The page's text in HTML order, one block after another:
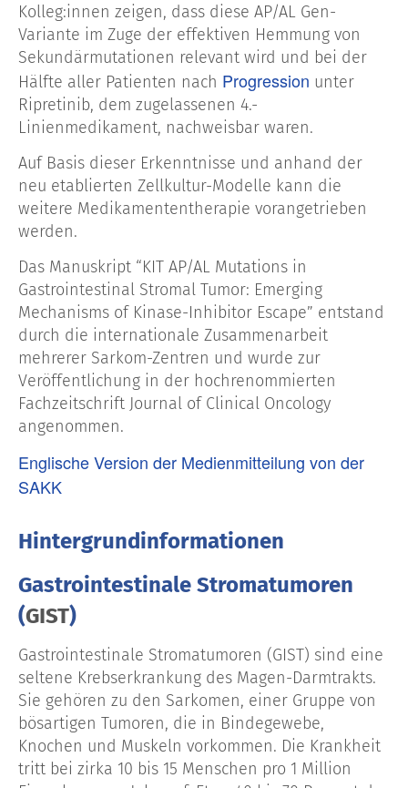
Kolleg:innen zeigen, dass diese AP/AL Gen-
Variante im Zuge der effektiven Hemmung von
Sekundärmutationen relevant wird und bei der
Hälfte aller Patienten nach Progression unter
Ripretinib, dem zugelassenen 4.-
Linienmedikament, nachweisbar waren.
Auf Basis dieser Erkenntnisse und anhand der
neu etablierten Zellkultur-Modelle kann die
weitere Medikamententherapie vorangetrieben
werden.
Das Manuskript “KIT AP/AL Mutations in
Gastrointestinal Stromal Tumor: Emerging
Mechanisms of Kinase-Inhibitor Escape” entstand
durch die internationale Zusammenarbeit
mehrerer Sarkom-Zentren und wurde zur
Veröffentlichung in der hochrenommierten
Fachzeitschrift Journal of Clinical Oncology
angenommen.
Englische Version der Medienmitteilung von der
SAKK
Hintergrundinformationen
Gastrointestinale Stromatumoren
(GIST)
Gastrointestinale Stromatumoren (GIST) sind eine
seltene Krebserkrankung des Magen-Darmtrakts.
Sie gehören zu den Sarkomen, einer Gruppe von
bösartigen Tumoren, die in Bindegewebe,
Knochen und Muskeln vorkommen. Die Krankheit
tritt bei zirka 10 bis 15 Menschen pro 1 Million